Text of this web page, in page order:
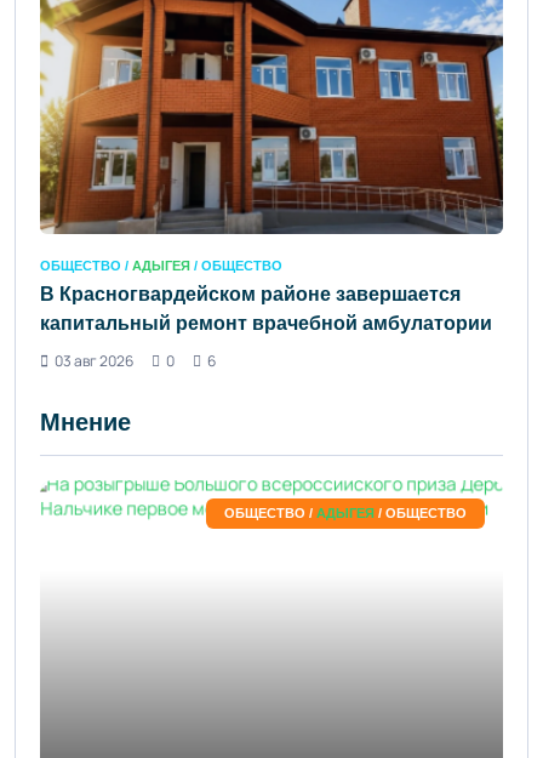
ОБЩЕСТВО / АДЫГЕЯ / ОБЩЕСТВО
В Красногвардейском районе завершается
капитальный ремонт врачебной амбулатории
03 авг 2026
0 6
Мнение
ОБЩЕСТВО / АДЫГЕЯ / ОБЩЕСТВО